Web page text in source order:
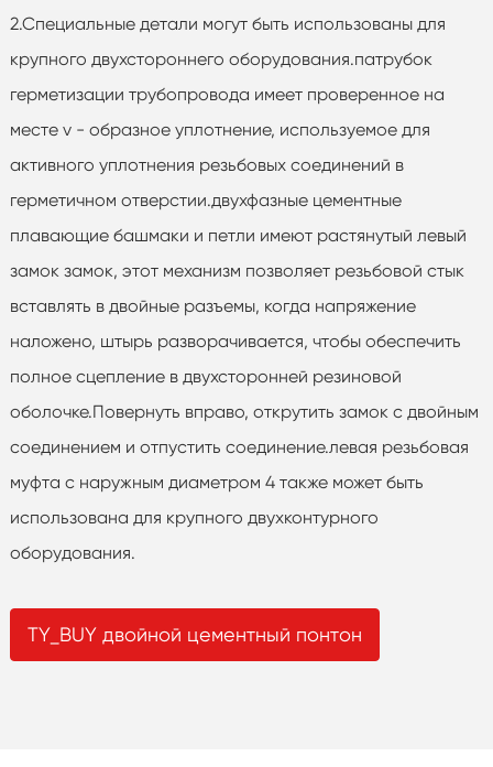
2.Специальные детали могут быть использованы для
крупного двухстороннего оборудования.патрубок
герметизации трубопровода имеет проверенное на
месте v - образное уплотнение, используемое для
активного уплотнения резьбовых соединений в
герметичном отверстии.двухфазные цементные
плавающие башмаки и петли имеют растянутый левый
замок замок, этот механизм позволяет резьбовой стык
вставлять в двойные разъемы, когда напряжение
наложено, штырь разворачивается, чтобы обеспечить
полное сцепление в двухсторонней резиновой
оболочке.Повернуть вправо, открутить замок с двойным
соединением и отпустить соединение.левая резьбовая
муфта с наружным диаметром 4 также может быть
использована для крупного двухконтурного
оборудования.
TY_BUY двойной цементный понтон